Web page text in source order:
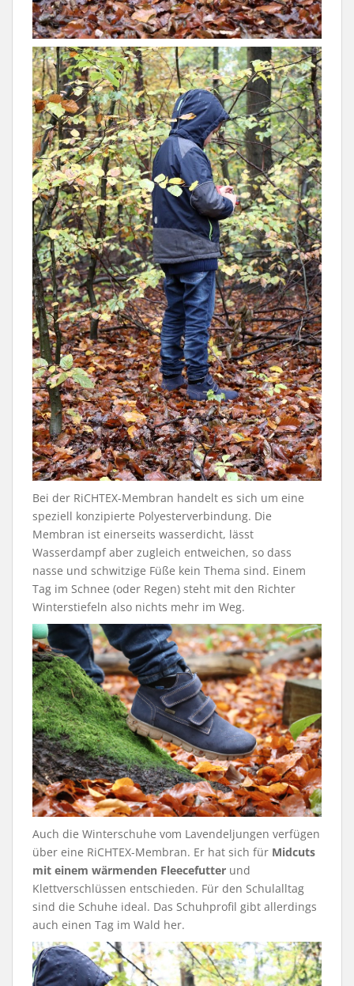
Bei der RiCHTEX-Membran handelt es sich um eine
speziell konzipierte Polyesterverbindung. Die
Membran ist einerseits wasserdicht, lässt
Wasserdampf aber zugleich entweichen, so dass
nasse und schwitzige Füße kein Thema sind. Einem
Tag im Schnee (oder Regen) steht mit den Richter
Winterstiefeln also nichts mehr im Weg.
Auch die Winterschuhe vom Lavendeljungen verfügen
über eine RiCHTEX-Membran. Er hat sich für Midcuts
mit einem wärmenden Fleecefutter und
Klettverschlüssen entschieden. Für den Schulalltag
sind die Schuhe ideal. Das Schuhprofil gibt allerdings
auch einen Tag im Wald her.